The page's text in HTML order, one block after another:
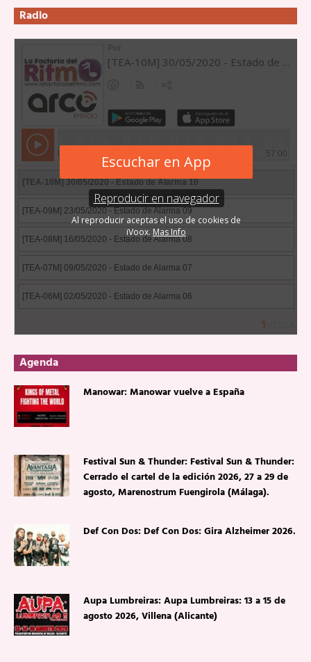
Radio
Agenda
Manowar: Manowar vuelve a España
Festival Sun & Thunder: Festival Sun & Thunder:
Cerrado el cartel de la edición 2026, 27 a 29 de
agosto, Marenostrum Fuengirola (Málaga).
Def Con Dos: Def Con Dos: Gira Alzheimer 2026.
Aupa Lumbreiras: Aupa Lumbreiras: 13 a 15 de
agosto 2026, Villena (Alicante)